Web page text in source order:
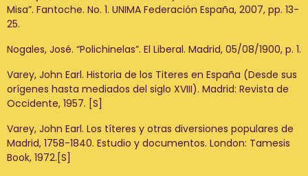
Misa”. Fantoche. No. 1. UNIMA Federación España, 2007, pp. 13-
25.
Nogales, José. “Polichinelas”. El Liberal. Madrid, 05/08/1900, p. 1.
Varey, John Earl. Historia de los Titeres en España (Desde sus
orígenes hasta mediados del siglo XVIII). Madrid: Revista de
Occidente, 1957. [S]
Varey, John Earl. Los títeres y otras diversiones populares de
Madrid, 1758-1840. Estudio y documentos. London: Tamesis
Book, 1972.[S]